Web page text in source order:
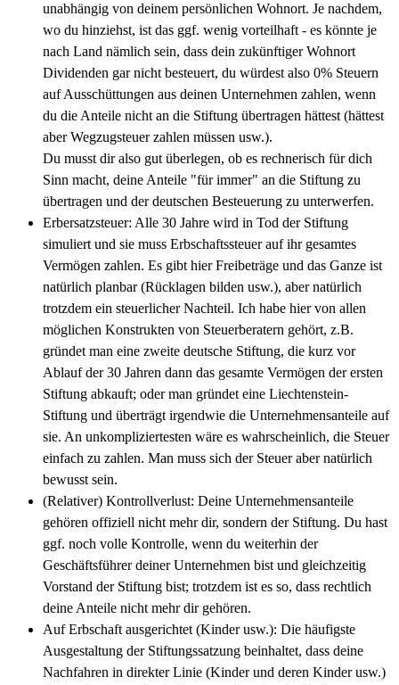
unabhängig von deinem persönlichen Wohnort. Je nachdem,
wo du hinziehst, ist das ggf. wenig vorteilhaft - es könnte je
nach Land nämlich sein, dass dein zukünftiger Wohnort
Dividenden gar nicht besteuert, du würdest also 0% Steuern
auf Ausschüttungen aus deinen Unternehmen zahlen, wenn
du die Anteile nicht an die Stiftung übertragen hättest (hättest
aber Wegzugsteuer zahlen müssen usw.).
Du musst dir also gut überlegen, ob es rechnerisch für dich
Sinn macht, deine Anteile "für immer" an die Stiftung zu
übertragen und der deutschen Besteuerung zu unterwerfen.
Erbersatzsteuer: Alle 30 Jahre wird in Tod der Stiftung
simuliert und sie muss Erbschaftssteuer auf ihr gesamtes
Vermögen zahlen. Es gibt hier Freibeträge und das Ganze ist
natürlich planbar (Rücklagen bilden usw.), aber natürlich
trotzdem ein steuerlicher Nachteil. Ich habe hier von allen
möglichen Konstrukten von Steuerberatern gehört, z.B.
gründet man eine zweite deutsche Stiftung, die kurz vor
Ablauf der 30 Jahren dann das gesamte Vermögen der ersten
Stiftung abkauft; oder man gründet eine Liechtenstein-
Stiftung und überträgt irgendwie die Unternehmensanteile auf
sie. An unkompliziertesten wäre es wahrscheinlich, die Steuer
einfach zu zahlen. Man muss sich der Steuer aber natürlich
bewusst sein.
(Relativer) Kontrollverlust: Deine Unternehmensanteile
gehören offiziell nicht mehr dir, sondern der Stiftung. Du hast
ggf. noch volle Kontrolle, wenn du weiterhin der
Geschäftsführer deiner Unternehmen bist und gleichzeitig
Vorstand der Stiftung bist; trotzdem ist es so, dass rechtlich
deine Anteile nicht mehr dir gehören.
Auf Erbschaft ausgerichtet (Kinder usw.): Die häufigste
Ausgestaltung der Stiftungssatzung beinhaltet, dass deine
Nachfahren in direkter Linie (Kinder und deren Kinder usw.)